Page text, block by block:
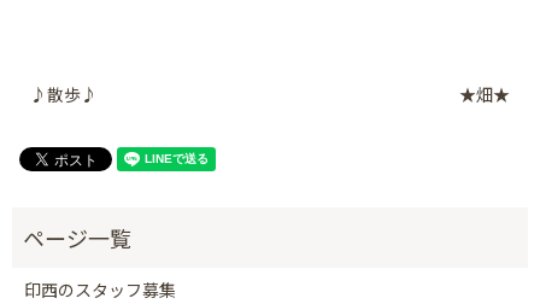
♪散歩♪ ★畑★
印西のスタッフ募集